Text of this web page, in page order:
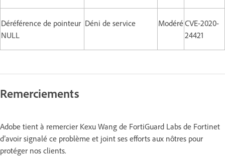
Déréférence de pointeur
NULL
Déni de service ModéréCVE-2020-
24421
Remerciements
Adobe tient à remercier Kexu Wang de FortiGuard Labs de Fortinet
d’avoir signalé ce problème et joint ses efforts aux nôtres pour
protéger nos clients.